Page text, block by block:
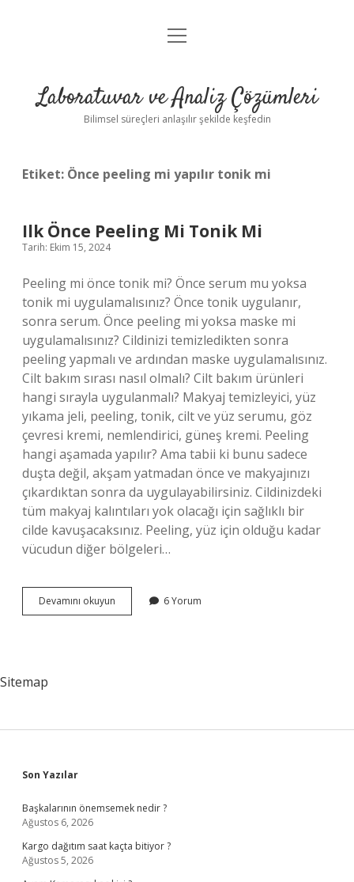
Anasayfa
Yasal Uyarı
menüyü
Laboratuvar ve Analiz Çözümleri
Bilimsel süreçleri anlaşılır şekilde keşfedin
Etiket: Önce peeling mi yapılır tonik mi
Ilk Önce Peeling Mi Tonik Mi
Tarih: Ekim 15, 2024
Peeling mi önce tonik mi? Önce serum mu yoksa
tonik mi uygulamalısınız? Önce tonik uygulanır,
sonra serum. Önce peeling mi yoksa maske mi
uygulamalısınız? Cildinizi temizledikten sonra
peeling yapmalı ve ardından maske uygulamalısınız.
Cilt bakım sırası nasıl olmalı? Cilt bakım ürünleri
hangi sırayla uygulanmalı? Makyaj temizleyici, yüz
yıkama jeli, peeling, tonik, cilt ve yüz serumu, göz
çevresi kremi, nemlendirici, güneş kremi. Peeling
hangi aşamada yapılır? Ama tabii ki bunu sadece
duşta değil, akşam yatmadan önce ve makyajınızı
çıkardıktan sonra da uygulayabilirsiniz. Cildinizdeki
tüm makyaj kalıntıları yok olacağı için sağlıklı bir
cilde kavuşacaksınız. Peeling, yüz için olduğu kadar
vücudun diğer bölgeleri…
Devamını okuyun
Önce
6 Yorum
Sitemap
Sidebar
Son Yazılar
Başkalarının önemsemek nedir ?
Ağustos 6, 2026
Kargo dağıtım saat kaçta bitiyor ?
Ağustos 5, 2026